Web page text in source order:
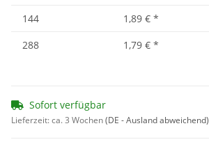
144
1,89 € *
288
1,79 € *
Sofort verfügbar
Lieferzeit:ca. 3 Wochen(DE - Ausland abweichend)